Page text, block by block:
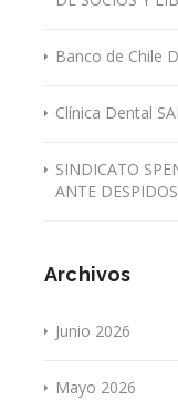
Banco de Chile
Clínica Dental
SINDICATO
ANTE
Archivos
Junio 2026
Mayo 2026